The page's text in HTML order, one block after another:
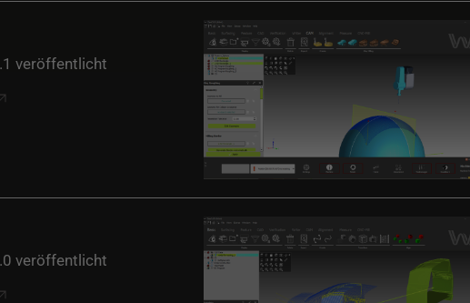
veröffentlicht
veröffentlicht